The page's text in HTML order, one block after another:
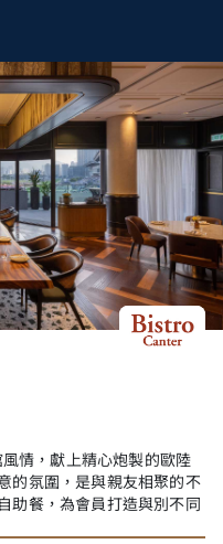
情，獻上精心炮製的歐陸
的氛圍，是與親友相聚的不
助餐，為會員打造與別不同